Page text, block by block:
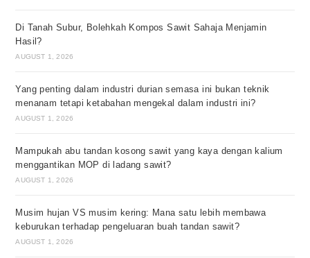
Di Tanah Subur, Bolehkah Kompos Sawit Sahaja Menjamin
Hasil?
AUGUST 1, 2026
Yang penting dalam industri durian semasa ini bukan teknik
menanam tetapi ketabahan mengekal dalam industri ini?
AUGUST 1, 2026
Mampukah abu tandan kosong sawit yang kaya dengan kalium
menggantikan MOP di ladang sawit?
AUGUST 1, 2026
Musim hujan VS musim kering: Mana satu lebih membawa
keburukan terhadap pengeluaran buah tandan sawit?
AUGUST 1, 2026